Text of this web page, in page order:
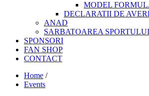
MODEL
DECLARATII DE
ANAD
SARBATOAREA
SPONSORI
FAN SHOP
CONTACT
Home /
Events